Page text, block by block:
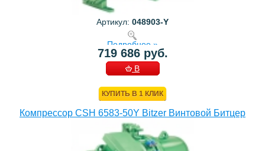
Артикул: 048903-Y
Подробнее »
719 686 руб.
В
КУПИТЬ В 1 КЛИК
Компрессор CSH 6583-50Y Bitzer Винтовой Битцер